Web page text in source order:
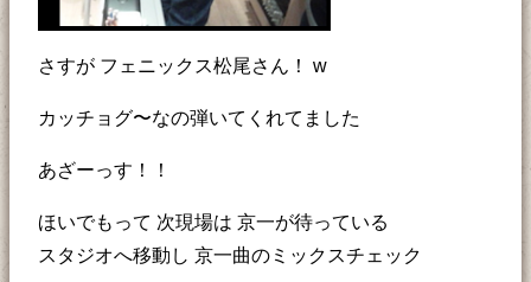
さすが フェニックス松尾さん！ w
カッチョグ〜なの弾いてくれてました
あざーっす！！
ほいでもって 次現場は 京一が待っている
スタジオへ移動し 京一曲のミックスチェック